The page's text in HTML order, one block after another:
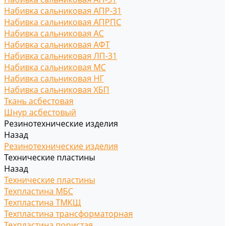
Набивка сальниковая АПР-31
Набивка сальниковая АПРПС
Набивка сальниковая АС
Набивка сальниковая АФТ
Набивка сальниковая ЛП-31
Набивка сальниковая МС
Набивка сальниковая НГ
Набивка сальниковая ХБП
Ткань асбестовая
Шнур асбестовый
Резинотехнические изделия
Назад
Резинотехнические изделия
Технические пластины
Назад
Технические пластины
Техпластина МБС
Техпластина ТМКЩ
Техпластина трансформаторная